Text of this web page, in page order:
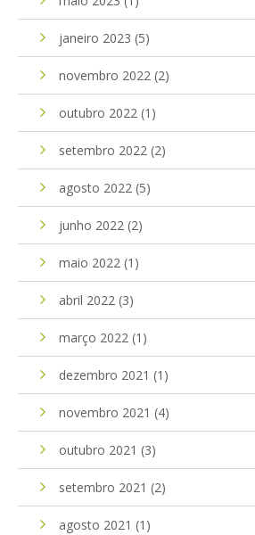
janeiro 2023 (5)
novembro 2022 (2)
outubro 2022 (1)
setembro 2022 (2)
agosto 2022 (5)
junho 2022 (2)
maio 2022 (1)
abril 2022 (3)
março 2022 (1)
dezembro 2021 (1)
novembro 2021 (4)
outubro 2021 (3)
setembro 2021 (2)
agosto 2021 (1)